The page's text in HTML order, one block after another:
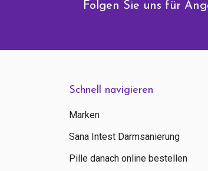
Folgen Sie uns für
Schnell navigieren
Marken
Sana Intest Darmsanierung
Pille danach online bestellen